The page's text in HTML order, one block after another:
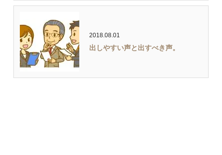
2018.08.01
出しやすい声と出すべき声。